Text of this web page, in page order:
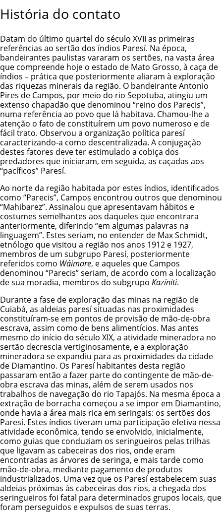
História do contato
Datam do último quartel do século XVII as primeiras
referências ao sertão dos índios Paresí. Na época,
bandeirantes paulistas vararam os sertões, na vasta área
que compreende hoje o estado de Mato Grosso, à caça de
índios – prática que posteriormente aliaram à exploração
das riquezas minerais da região. O bandeirante Antonio
Pires de Campos, por meio do rio Sepotuba, atingiu um
extenso chapadão que denominou “reino dos Parecis”,
numa referência ao povo que lá habitava. Chamou-lhe a
atenção o fato de constituírem um povo numeroso e de
fácil trato. Observou a organização política paresí
caracterizando-a como descentralizada. A conjugação
destes fatores deve ter estimulado a cobiça dos
predadores que iniciaram, em seguida, as caçadas aos
“pacíficos” Paresí.
Ao norte da região habitada por estes índios, identificados
como “Parecis”, Campos encontrou outros que denominou
“Mahibarez”. Assinalou que apresentavam hábitos e
costumes semelhantes aos daqueles que encontrara
anteriormente, diferindo “em algumas palavras na
linguagem”. Estes seriam, no entender de Max Schmidt,
etnólogo que visitou a região nos anos 1912 e 1927,
membros de um subgrupo Paresí, posteriormente
referidos como Wáimare, e aqueles que Campos
denominou “Parecis” seriam, de acordo com a localização
de sua moradia, membros do subgrupo Kazíniti.
Durante a fase de exploração das minas na região de
Cuiabá, as aldeias paresí situadas nas proximidades
constituíram-se em pontos de provisão de mão-de-obra
escrava, assim como de bens alimentícios. Mas antes
mesmo do início do século XIX, a atividade mineradora no
sertão decrescia vertiginosamente, e a exploração
mineradora se expandiu para as proximidades da cidade
de Diamantino. Os Paresí habitantes desta região
passaram então a fazer parte do contingente de mão-de-
obra escrava das minas, além de serem usados nos
trabalhos de navegação do rio Tapajós. Na mesma época a
extração de borracha começou a se impor em Diamantino,
onde havia a área mais rica em seringais: os sertões dos
Paresí. Estes índios tiveram uma participação efetiva nessa
atividade econômica, tendo se envolvido, inicialmente,
como guias que conduziam os seringueiros pelas trilhas
que ligavam as cabeceiras dos rios, onde eram
encontradas as árvores de seringa, e mais tarde como
mão-de-obra, mediante pagamento de produtos
industrializados. Uma vez que os Paresí estabelecem suas
aldeias próximas às cabeceiras dos rios, a chegada dos
seringueiros foi fatal para determinados grupos locais, que
foram perseguidos e expulsos de suas terras.